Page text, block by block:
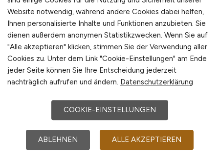
Für Arbeitnehmer
Stellenanzeigen schalten
Mediadaten & Konditionen
Arbeitgeber Seite
Arbeitgeber Kontakt
Website notwendig, während andere Cookies dabei helfen,
Ihnen personalisierte Inhalte und Funktionen anzubieten. Sie
dienen außerdem anonymen Statistikzwecken. Wenn Sie auf
"Alle akzeptieren" klicken, stimmen Sie der Verwendung aller
Cookies zu. Unter dem Link "Cookie-Einstellungen" am Ende
jeder Seite können Sie Ihre Entscheidung jederzeit
nachträglich aufrufen und ändern. Datenschutzerklärung
COOKIE-EINSTELLUNGEN
ABLEHNEN ALLE AKZEPTIEREN